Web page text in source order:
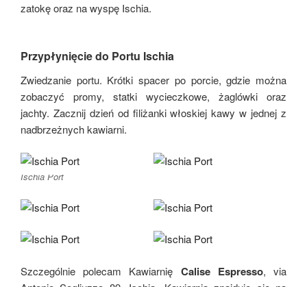
zatokę oraz na wyspę Ischia.
Przypłynięcie do Portu Ischia
Zwiedzanie portu. Krótki spacer po porcie, gdzie można
zobaczyć promy, statki wycieczkowe, żaglówki oraz
jachty. Zacznij dzień od filiżanki włoskiej kawy w jednej z
nadbrzeżnych kawiarni.
Ischia Port
Szczególnie polecam Kawiarnię Calise Espresso, via